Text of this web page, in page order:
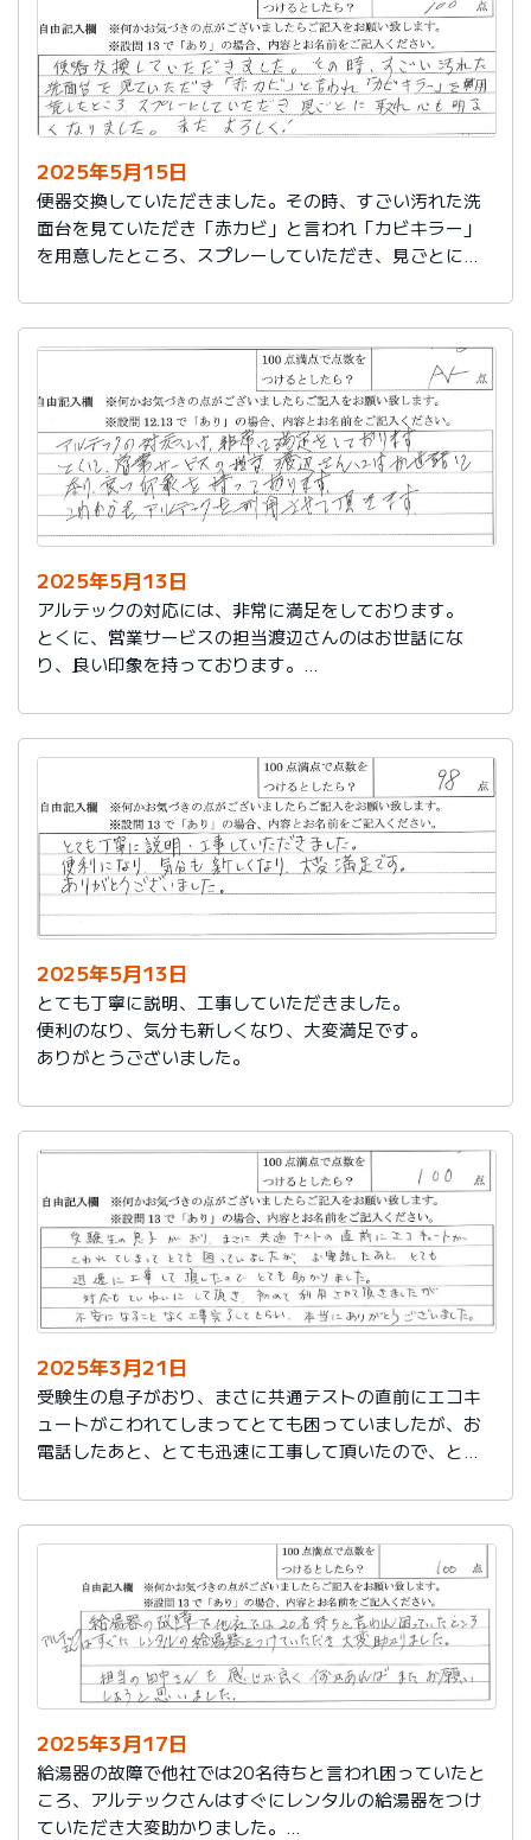
2025年5月15日
便器交換していただきました。その時、すごい汚れた洗
面台を見ていただき「赤カビ」と言われ「カビキラー」
を用意したところ、スプレーしていただき、見ごとに取
2025年5月13日
アルテックの対応には、非常に満足をしております。
とくに、営業サービスの担当渡辺さんのはお世話にな
り、良い印象を持っております。
2025年5月13日
とても丁寧に説明、工事していただきました。
便利のなり、気分も新しくなり、大変満足です。
ありがとうございました。
2025年3月21日
受験生の息子がおり、まさに共通テストの直前にエコキ
ュートがこわれてしまってとても困っていましたが、お
電話したあと、とても迅速に工事して頂いたので、とて
対応もていねいして頂き、初めて利用させて頂きました
が不安になることなく工事完了してもらい、本当にあり
2025年3月17日
給湯器の故障で他社では20名待ちと言われ困っていたと
ころ、アルテックさんはすぐにレンタルの給湯器をつけ
ていただき大変助かりました。